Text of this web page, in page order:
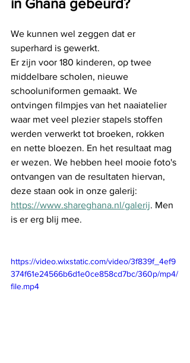
in Ghana gebeurd?
We kunnen wel zeggen dat er
superhard is gewerkt.
Er zijn voor 180 kinderen, op twee
middelbare scholen, nieuwe
schooluniformen gemaakt. We
ontvingen filmpjes van het naaiatelier
waar met veel plezier stapels stoffen
werden verwerkt tot broeken, rokken
en nette bloezen. En het resultaat mag
er wezen. We hebben heel mooie foto's
ontvangen van de resultaten hiervan,
deze staan ook in onze galerij:
https://www.shareghana.nl/galerij. Men
is er erg blij mee.
https://video.wixstatic.com/video/3f839f_4ef9
374f61e24566b6d1e0ce858cd7bc/360p/mp4/
file.mp4